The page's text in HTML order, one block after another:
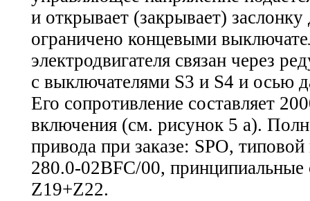
и открывает (закрывает)
ограничено концевыми
электродвигателя связан через
с выключателями S3 и S4 и осью
Его сопротивление составляет
включения (см. рисунок 5 а).
привода при заказе: SPO,
280.0-02ВFC/00,
Z19+Z22.